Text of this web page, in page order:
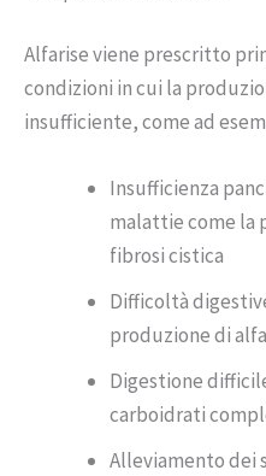
Alfarise viene prescritto
condizioni in cui la
insufficiente, come ad
Insufficienza
malattie come la
fibrosi cistica
Difficoltà
produzione di
Digestione
carboidrati
Alleviamento dei